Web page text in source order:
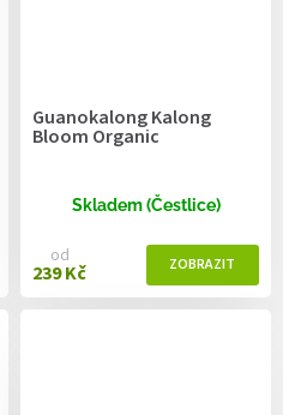
Guanokalong Kalong
Bloom Organic
Skladem (Čestlice)
od
239 Kč